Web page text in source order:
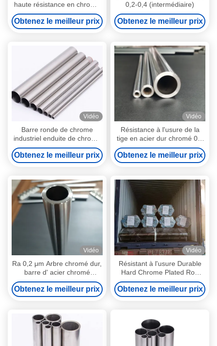
haute résistance en chrome
1000 mm - 8000 mm pour
les machines
Obtenez le meilleur prix
0,2-0,4 (intermédiaire)
Obtenez le meilleur prix
Vidéo
Barre ronde de chrome
industriel enduite de chrome
dur de 20 à 30 microns
Obtenez le meilleur prix
Vidéo
Résistance à l'usure de la
tige en acier dur chromé 0.2
mm/m Droite
Obtenez le meilleur prix
Vidéo
Ra 0,2 μm Arbre chromé dur,
barre d' acier chromé
Tolérance ISO F7
Obtenez le meilleur prix
Vidéo
Résistant à l'usure Durable
Hard Chrome Plated Rod
Smooth Surface Hard
Chrome Shaft
Obtenez le meilleur prix